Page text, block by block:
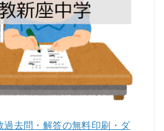
過去問・解答の無料印刷・ダ